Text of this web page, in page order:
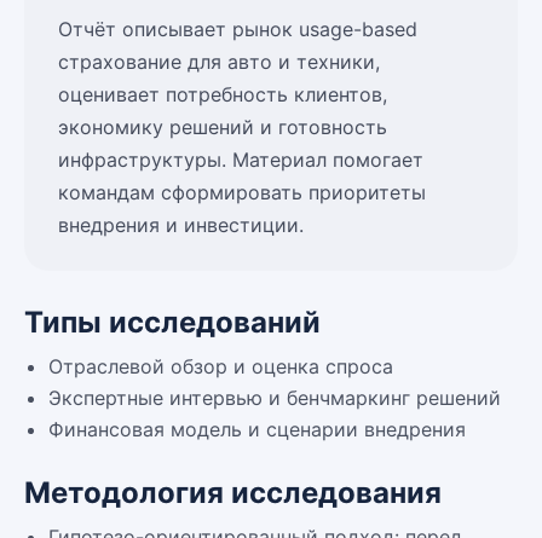
Отчёт описывает рынок usage-based
страхование для авто и техники,
оценивает потребность клиентов,
экономику решений и готовность
инфраструктуры. Материал помогает
командам сформировать приоритеты
внедрения и инвестиции.
Типы исследований
Отраслевой обзор и оценка спроса
Экспертные интервью и бенчмаркинг решений
Финансовая модель и сценарии внедрения
Методология исследования